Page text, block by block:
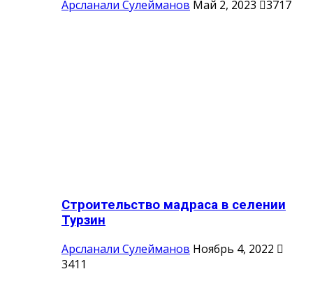
Арсланали Сулейманов Май 2, 2023 3717
Строительство мадраса в селении
Турзин
Арсланали Сулейманов Ноябрь 4, 2022
3411